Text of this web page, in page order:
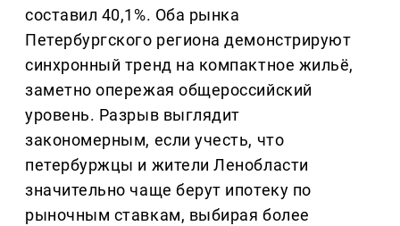
составил 40,1%. Оба рынка
Петербургского региона демонстрируют
синхронный тренд на компактное жильё,
заметно опережая общероссийский
уровень. Разрыв выглядит
закономерным, если учесть, что
петербуржцы и жители Ленобласти
значительно чаще берут ипотеку по
рыночным ставкам, выбирая более